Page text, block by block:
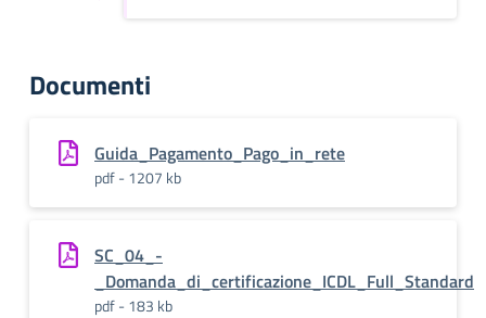
Documenti
Guida_Pagamento_Pago_in_rete
pdf - 1207 kb
SC_04_-
_Domanda_di_certificazione_ICDL_Full_Standard
pdf - 183 kb